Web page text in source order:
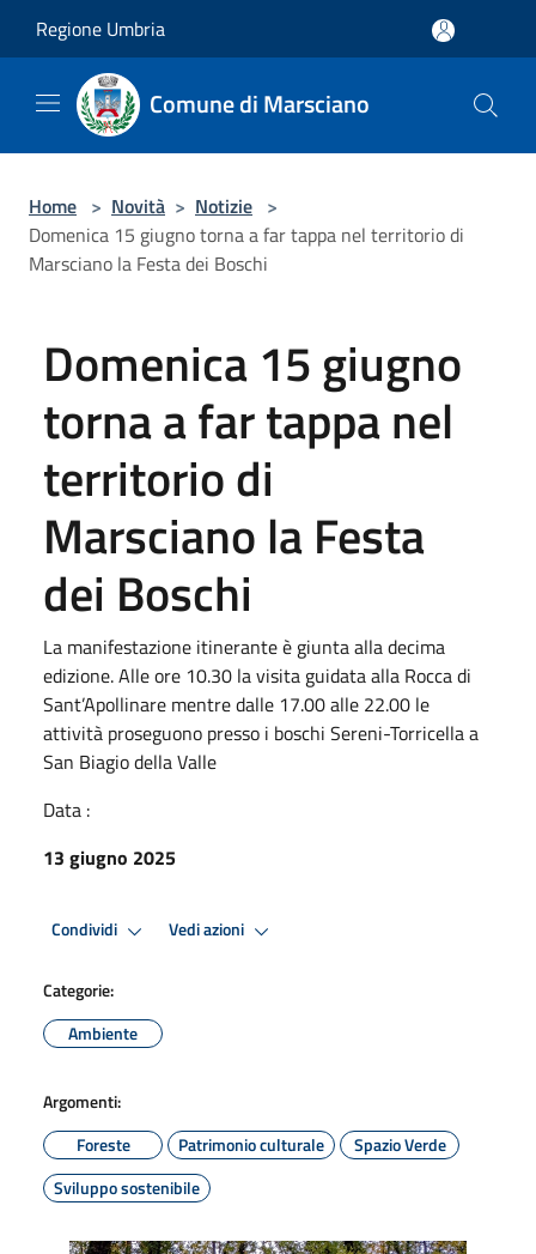
Regione Umbria
Comune di Marsciano
Home > Novità > Notizie >
Domenica 15 giugno torna a far tappa nel territorio di
Marsciano la Festa dei Boschi
Domenica 15 giugno
torna a far tappa nel
territorio di
Marsciano la Festa
dei Boschi
La manifestazione itinerante è giunta alla decima
edizione. Alle ore 10.30 la visita guidata alla Rocca di
Sant’Apollinare mentre dalle 17.00 alle 22.00 le
attività proseguono presso i boschi Sereni-Torricella a
San Biagio della Valle
Data :
13 giugno 2025
Condividi Vedi azioni
Categorie:
Ambiente
Argomenti:
Foreste
Patrimonio culturale
Spazio Verde
Sviluppo sostenibile